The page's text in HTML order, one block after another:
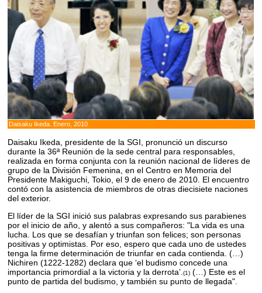
Daisaku Ikeda. Enero, 2010
Daisaku Ikeda, presidente de la SGI, pronunció un discurso
durante la 36ª Reunión de la sede central para responsables,
realizada en forma conjunta con la reunión nacional de líderes de
grupo de la División Femenina, en el Centro en Memoria del
Presidente Makiguchi, Tokio, el 9 de enero de 2010. El encuentro
contó con la asistencia de miembros de otras diecisiete naciones
del exterior.
El líder de la SGI inició sus palabras expresando sus parabienes
por el inicio de año, y alentó a sus compañeros: "La vida es una
lucha. Los que se desafían y triunfan son felices; son personas
positivas y optimistas. Por eso, espero que cada uno de ustedes
tenga la firme determinación de triunfar en cada contienda. (…)
Nichiren (1222-1282) declara que ʻel budismo concede una
importancia primordial a la victoria y la derrotaʼ.(1) (…) Este es el
punto de partida del budismo, y también su punto de llegada".